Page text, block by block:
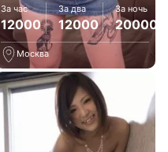
За час
12000
За два
12000
За ночь
20000
Москва